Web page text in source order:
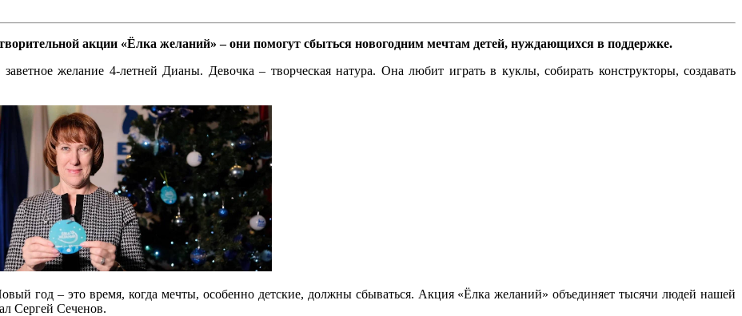
акции «Ёлка желаний» – они помогут сбыться новогодним мечтам детей, нуждающихся в поддержке.
желание 4-летней Дианы. Девочка – творческая натура. Она любит играть в куклы, собирать конструкторы, создавать
год – это время, когда мечты, особенно детские, должны сбываться. Акция «Ёлка желаний» объединяет тысячи людей нашей
Сергей Сеченов.